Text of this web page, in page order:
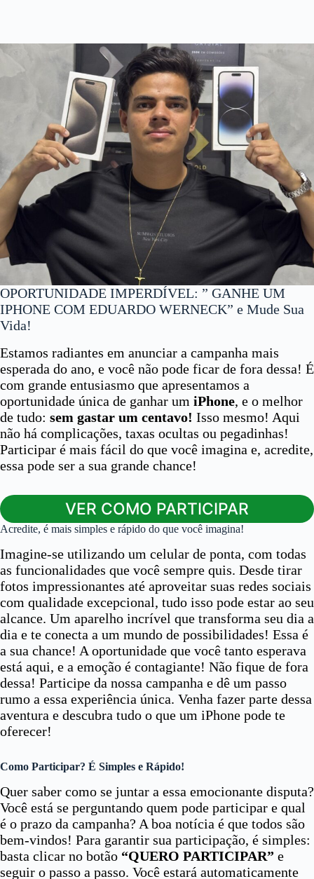
OPORTUNIDADE IMPERDÍVEL: ” GANHE UM
IPHONE COM EDUARDO WERNECK” e Mude Sua
Vida!
Estamos radiantes em anunciar a campanha mais
esperada do ano, e você não pode ficar de fora dessa! É
com grande entusiasmo que apresentamos a
oportunidade única de ganhar um iPhone, e o melhor
de tudo: sem gastar um centavo! Isso mesmo! Aqui
não há complicações, taxas ocultas ou pegadinhas!
Participar é mais fácil do que você imagina e, acredite,
essa pode ser a sua grande chance!
VER COMO PARTICIPAR
Acredite, é mais simples e rápido do que você imagina!
Imagine-se utilizando um celular de ponta, com todas
as funcionalidades que você sempre quis. Desde tirar
fotos impressionantes até aproveitar suas redes sociais
com qualidade excepcional, tudo isso pode estar ao seu
alcance. Um aparelho incrível que transforma seu dia a
dia e te conecta a um mundo de possibilidades! Essa é
a sua chance! A oportunidade que você tanto esperava
está aqui, e a emoção é contagiante! Não fique de fora
dessa! Participe da nossa campanha e dê um passo
rumo a essa experiência única. Venha fazer parte dessa
aventura e descubra tudo o que um iPhone pode te
oferecer!
Como Participar? É Simples e Rápido!
Quer saber como se juntar a essa emocionante disputa?
Você está se perguntando quem pode participar e qual
é o prazo da campanha? A boa notícia é que todos são
bem-vindos! Para garantir sua participação, é simples:
basta clicar no botão “QUERO PARTICIPAR” e
seguir o passo a passo. Você estará automaticamente